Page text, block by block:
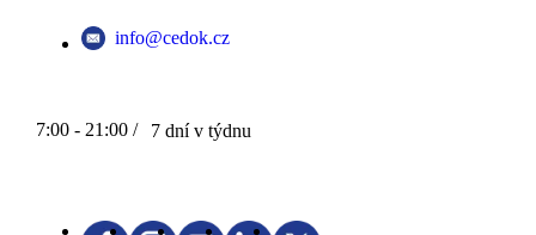
info@cedok.cz
7:00 - 21:00 / 7 dní v týdnu